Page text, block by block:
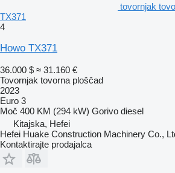
tovornjak
TX371
4
Howo TX371
36.000 $ ≈ 31.160 €
Tovornjak tovorna ploščad
2023
Euro 3
Moč 400 KM (294 kW) Gorivo diesel
Kitajska, Hefei
Hefei Huake Construction Machinery Co.,
Kontaktirajte prodajalca